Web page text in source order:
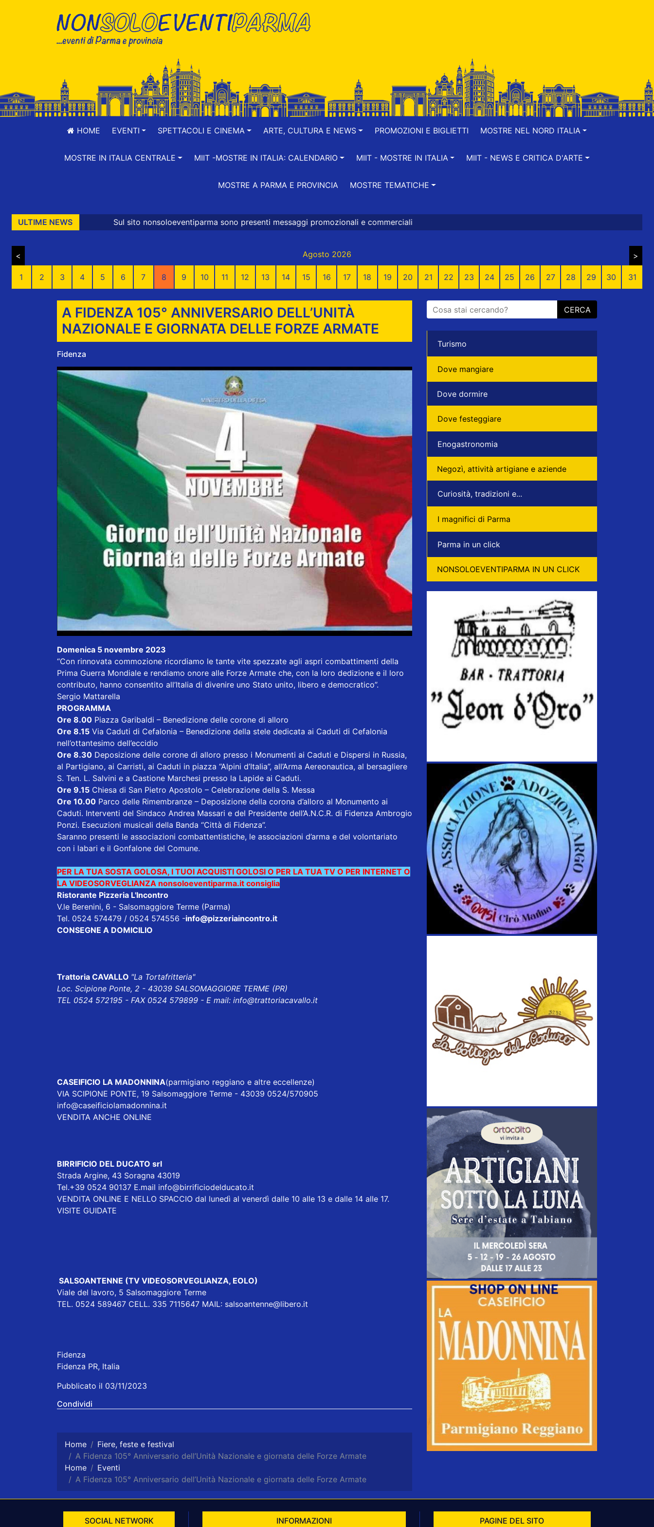
HOME EVENTI SPETTACOLI E CINEMA ARTE, CULTURA E NEWS PROMOZIONI E BIGLIETTI MOSTRE NEL NORD ITALIA
MOSTRE IN ITALIA CENTRALE MIIT -MOSTRE IN ITALIA: CALENDARIO MIIT - MOSTRE IN ITALIA MIIT - NEWS E CRITICA D'ARTE
MOSTRE A PARMA E PROVINCIA MOSTRE TEMATICHE
ULTIME NEWS
Sul sito nonsoloeventiparma sono presenti messaggi promozionali e commerciali
< Agosto 2026 >
1 2 3 4 5 6 7 8 9 10 11 12 13 14 15 16 17 18 19 20 21 22 23 24 25 26 27 28 29 30 31
A FIDENZA 105° ANNIVERSARIO DELL’UNITÀ
NAZIONALE E GIORNATA DELLE FORZE ARMATE
Fidenza
Domenica 5 novembre 2023
“Con rinnovata commozione ricordiamo le tante vite spezzate agli aspri combattimenti della
Prima Guerra Mondiale e rendiamo onore alle Forze Armate che, con la loro dedizione e il loro
contributo, hanno consentito all’Italia di divenire uno Stato unito, libero e democratico”.
Sergio Mattarella
PROGRAMMA
Ore 8.00 Piazza Garibaldi – Benedizione delle corone di alloro
Ore 8.15 Via Caduti di Cefalonia – Benedizione della stele dedicata ai Caduti di Cefalonia
nell’ottantesimo dell’eccidio
Ore 8.30 Deposizione delle corone di alloro presso i Monumenti ai Caduti e Dispersi in Russia,
al Partigiano, ai Carristi, ai Caduti in piazza “Alpini d’Italia”, all’Arma Aereonautica, al bersagliere
S. Ten. L. Salvini e a Castione Marchesi presso la Lapide ai Caduti.
Ore 9.15 Chiesa di San Pietro Apostolo – Celebrazione della S. Messa
Ore 10.00 Parco delle Rimembranze – Deposizione della corona d’alloro al Monumento ai
Caduti. Interventi del Sindaco Andrea Massari e del Presidente dell’A.N.C.R. di Fidenza Ambrogio
Ponzi. Esecuzioni musicali della Banda “Città di Fidenza”.
Saranno presenti le associazioni combattentistiche, le associazioni d’arma e del volontariato
con i labari e il Gonfalone del Comune.
PER LA TUA SOSTA GOLOSA, I TUOI ACQUISTI GOLOSI O PER LA TUA TV O PER INTERNET O
LA VIDEOSORVEGLIANZA nonsoloeventiparma.it consiglia
Ristorante Pizzeria L'Incontro
V.le Berenini, 6 - Salsomaggiore Terme (Parma)
Tel. 0524 574479 / 0524 574556 -info@pizzeriaincontro.it
CONSEGNE A DOMICILIO
Trattoria CAVALLO "La Tortafritteria"
Loc. Scipione Ponte, 2 - 43039 SALSOMAGGIORE TERME (PR)
TEL 0524 572195 - FAX 0524 579899 - E mail: info@trattoriacavallo.it
CASEIFICIO LA MADONNINA(parmigiano reggiano e altre eccellenze)
VIA SCIPIONE PONTE, 19 Salsomaggiore Terme - 43039 0524/570905
info@caseificiolamadonnina.it
VENDITA ANCHE ONLINE
BIRRIFICIO DEL DUCATO srl
Strada Argine, 43 Soragna 43019
Tel.+39 0524 90137 E.mail info@birrificiodelducato.it
VENDITA ONLINE E NELLO SPACCIO dal lunedì al venerdì dalle 10 alle 13 e dalle 14 alle 17.
VISITE GUIDATE
SALSOANTENNE (TV VIDEOSORVEGLIANZA, EOLO)
Viale del lavoro, 5 Salsomaggiore Terme
TEL. 0524 589467 CELL. 335 7115647 MAIL: salsoantenne@libero.it
Fidenza
Fidenza PR, Italia
Pubblicato il 03/11/2023
Condividi
Home
Fiere, feste e festival
A Fidenza 105° Anniversario dell’Unità Nazionale e giornata delle Forze Armate
Home
Eventi
A Fidenza 105° Anniversario dell’Unità Nazionale e giornata delle Forze Armate
CERCA
Turismo
Dove mangiare
Dove dormire
Dove festeggiare
Enogastronomia
Negozì, attività artigiane e aziende
Curiosità, tradizioni e...
I magnifici di Parma
Parma in un click
NONSOLOEVENTIPARMA IN UN CLICK
SOCIAL NETWORK INFORMAZIONI PAGINE DEL SITO